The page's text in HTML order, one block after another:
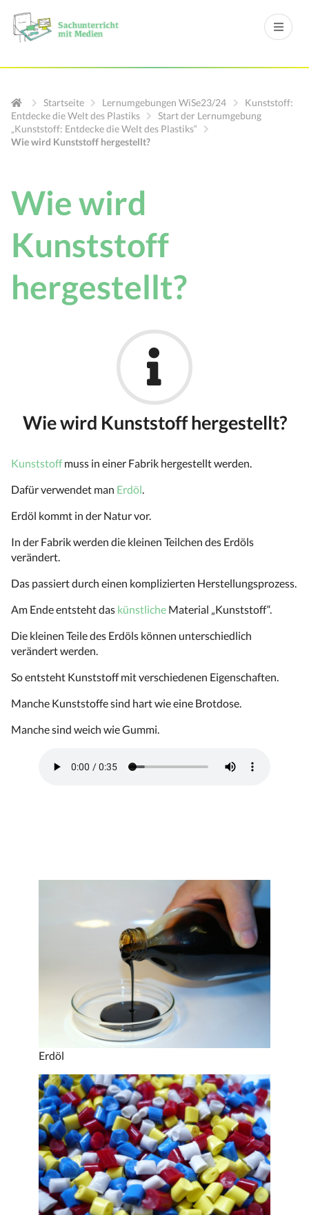
Startseite Lernumgebungen WiSe23/24
Kunststoff:
Entdecke die Welt des Plastiks
Start der Lernumgebung
„Kunststoff: Entdecke die Welt des Plastiks“
Wie wird Kunststoff hergestellt?
Wie wird
Kunststoff
hergestellt?
Wie wird Kunststoff hergestellt?
Kunststoffmuss in einer Fabrik hergestellt werden.
Dafür verwendet man Erdöl.
Erdöl kommt in der Natur vor.
In der Fabrik werden die kleinen Teilchen des Erdöls
verändert.
Das passiert durch einen komplizierten Herstellungsprozess.
Am Ende entsteht das künstliche Material „Kunststoff“.
Die kleinen Teile des Erdöls können unterschiedlich
verändert werden.
So entsteht Kunststoff mit verschiedenen Eigenschaften.
Manche Kunststoffe sind hart wie eine Brotdose.
Manche sind weich wie Gummi.
Erdöl